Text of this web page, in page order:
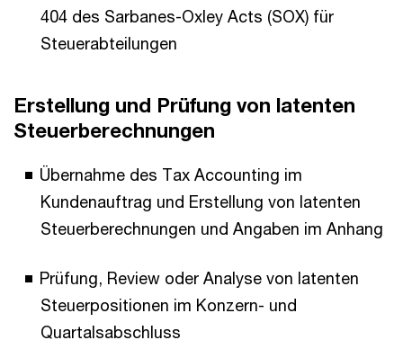
404 des Sarbanes-Oxley Acts (SOX) für
Steuerabteilungen
Erstellung und Prüfung von latenten
Steuerberechnungen
Übernahme des Tax Accounting im
Kundenauftrag und Erstellung von latenten
Steuerberechnungen und Angaben im Anhang
Prüfung, Review oder Analyse von latenten
Steuerpositionen im Konzern- und
Quartalsabschluss